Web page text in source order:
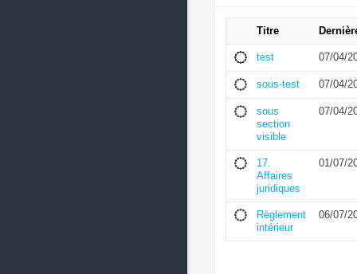
Titre
test 07/04/
sous-test 07/04/
sous
section
visible
07/04/
17.
Affaires
juridiques
01/07/
Règlement
intérieur
06/07/